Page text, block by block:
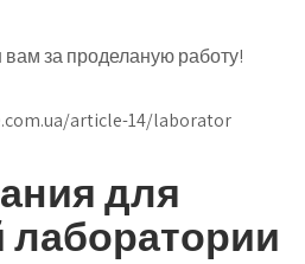
за проделаную работу!
article-14/laborator
для